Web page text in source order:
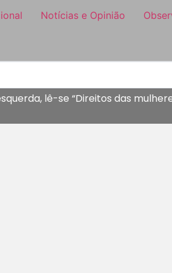
Notícias e Opinião
lê-se “Direitos das